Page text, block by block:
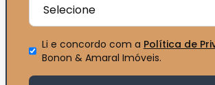
Li e concordo com a Política de
Bonon & Amaral Imóveis.